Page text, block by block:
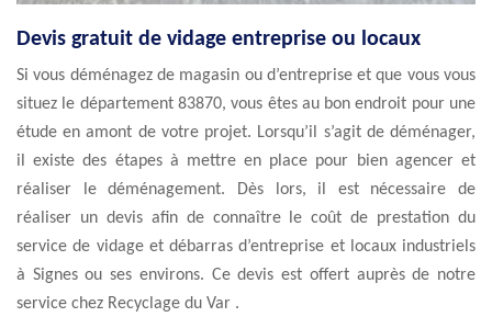
Devis gratuit de vidage entreprise ou locaux
Si vous déménagez de magasin ou d’entreprise et que vous vous
situez le département 83870, vous êtes au bon endroit pour une
étude en amont de votre projet. Lorsqu’il s’agit de déménager,
il existe des étapes à mettre en place pour bien agencer et
réaliser le déménagement. Dès lors, il est nécessaire de
réaliser un devis afin de connaître le coût de prestation du
service de vidage et débarras d’entreprise et locaux industriels
à Signes ou ses environs. Ce devis est offert auprès de notre
service chez Recyclage du Var .